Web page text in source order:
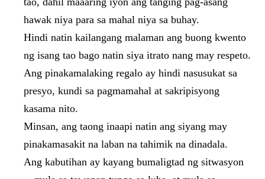
hawak niya para sa mahal niya sa buhay.
Hindi natin kailangang malaman ang buong kwento
ng isang tao bago natin siya itrato nang may respeto.
Ang pinakamalaking regalo ay hindi nasusukat sa
presyo, kundi sa pagmamahal at sakripisyong
kasama nito.
Minsan, ang taong inaapi natin ang siyang may
pinakamasakit na laban na tahimik na dinadala.
Ang kabutihan ay kayang bumaligtad ng sitwasyon